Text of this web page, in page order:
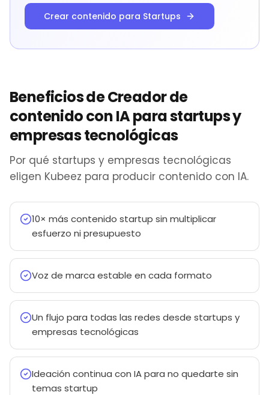
Crear contenido para Startups
Beneficios de Creador de
contenido con IA para startups y
empresas tecnológicas
Por qué startups y empresas tecnológicas
eligen Kubeez para producir contenido con IA.
10× más contenido startup sin multiplicar
esfuerzo ni presupuesto
Voz de marca estable en cada formato
Un flujo para todas las redes desde startups y
empresas tecnológicas
Ideación continua con IA para no quedarte sin
temas startup